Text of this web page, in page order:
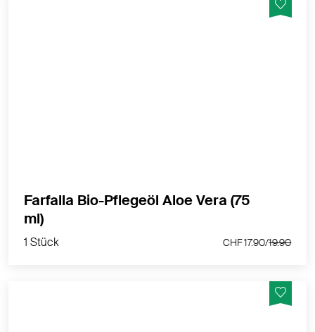
Farfalla Bio-Pflegeöl Aloe Vera (75
ml)
1 Stück CHF 17.90/19.90